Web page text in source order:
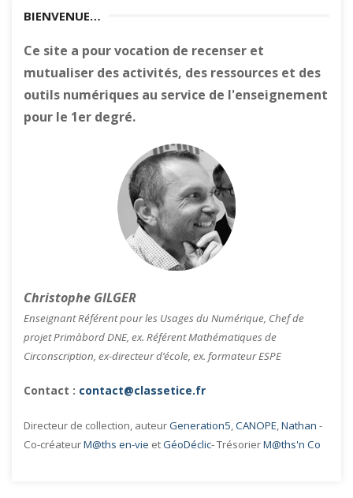
BIENVENUE…
Ce site a pour vocation de recenser et
mutualiser des activités, des ressources et des
outils numériques au service de l'enseignement
pour le 1er degré.
Christophe GILGER
Enseignant Référent pour les Usages du Numérique, Chef de
projet Primàbord DNE, ex. Référent Mathématiques de
Circonscription, ex-directeur d’école, ex. formateur ESPE
Contact : contact@classetice.fr
Directeur de collection, auteurGeneration5,CANOPE,Nathan -
Co-créateurM@ths en-vie etGéoDéclic- TrésorierM@ths'n Co